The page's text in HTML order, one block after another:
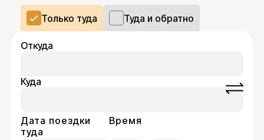
Только туда Туда и обратно
Откуда
Куда
Дата поездки
туда
Время